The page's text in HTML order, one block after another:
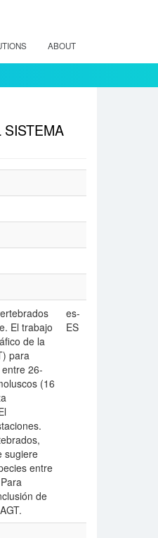
ABOUT
El trabajo
de la
para
26-
(16
sugiere
entre
de
es-
ES